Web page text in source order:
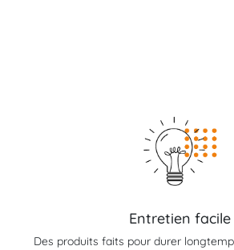
Entretien facile
Des produits faits pour durer